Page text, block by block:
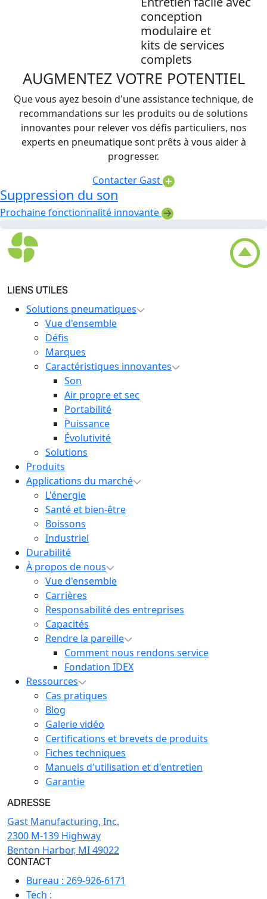
conception
modulaire et
kits de services
complets
AUGMENTEZ VOTRE POTENTIEL
Que vous ayez besoin d'une assistance technique, de
recommandations sur les produits ou de solutions
innovantes pour relever vos défis particuliers, nos
experts en pneumatique sont prêts à vous aider à
progresser.
Contacter Gast
Suppression du son
Prochaine fonctionnalité innovante
LIENS UTILES
Solutions pneumatiques
Vue d'ensemble
Défis
Marques
Caractéristiques innovantes
Son
Air propre et sec
Portabilité
Puissance
Évolutivité
Solutions
Produits
Applications du marché
L'énergie
Santé et bien-être
Boissons
Industriel
Durabilité
À propos de nous
Vue d'ensemble
Carrières
Responsabilité des entreprises
Capacités
Rendre la pareille
Comment nous rendons service
Fondation IDEX
Ressources
Cas pratiques
Blog
Galerie vidéo
Certifications et brevets de produits
Fiches techniques
Manuels d'utilisation et d'entretien
Garantie
ADRESSE
Gast Manufacturing, Inc.
2300 M-139 Highway
Benton Harbor, MI 49022
CONTACT
Bureau : 269-926-6171
Tech :